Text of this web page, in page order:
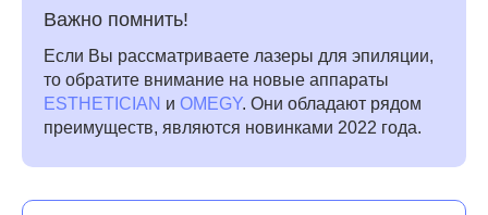
Важно помнить!
Если Вы рассматриваете лазеры для эпиляции,
то обратите внимание на новые аппараты
ESTHETICIAN и OMEGY. Они обладают рядом
преимуществ, являются новинками 2022 года.